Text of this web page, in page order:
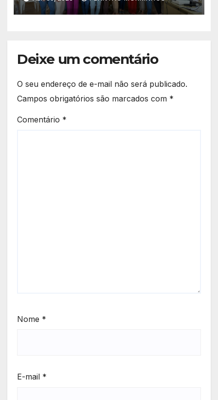
na Atenção Primária
Deixe um comentário
O seu endereço de e-mail não será publicado.
Campos obrigatórios são marcados com *
Comentário *
Nome *
E-mail *